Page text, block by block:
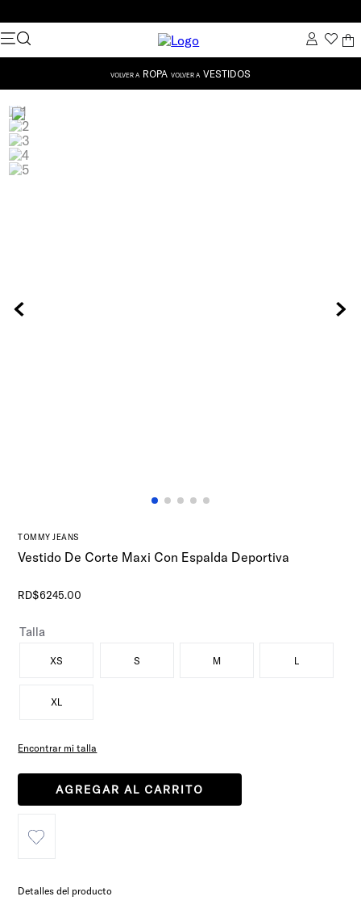
ROPA VESTIDOS
TOMMY JEANS
Vestido De Corte Maxi Con Espalda Deportiva
RD$6245.00
Talla
XS S M L
XL
Encontrar mi talla
AGREGAR AL CARRITO
Detalles del producto